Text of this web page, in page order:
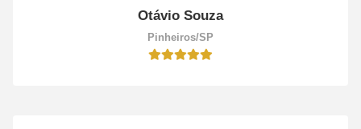
Otávio Souza
Pinheiros/SP